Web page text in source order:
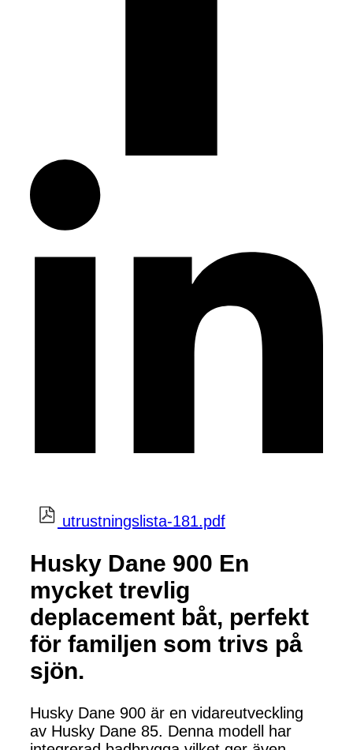
utrustningslista-181.pdf
Husky Dane 900 En
mycket trevlig
deplacement båt, perfekt
för familjen som trivs på
sjön.
Husky Dane 900 är en vidareutveckling
av Husky Dane 85. Denna modell har